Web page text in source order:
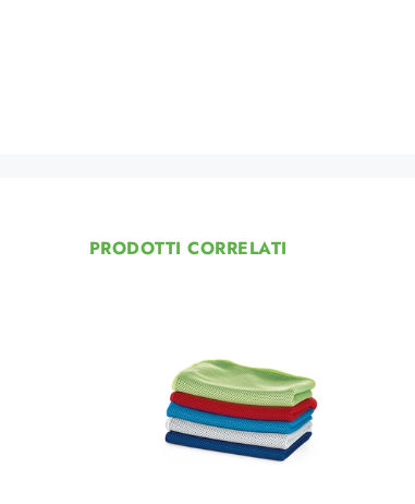
PRODOTTI CORRELATI